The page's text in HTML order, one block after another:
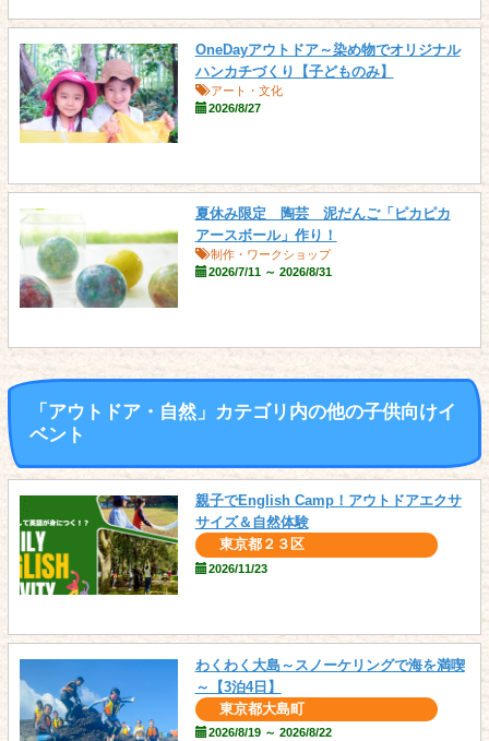
OneDayアウトドア～染め物でオリジナル
ハンカチづくり【子どものみ】
アート・文化
2026/8/27
夏休み限定 陶芸 泥だんご「ピカピカ
アースボール」作り！
制作・ワークショップ
2026/7/11 ～ 2026/8/31
「アウトドア・自然」カテゴリ内の他の子供向けイ
ベント
親子でEnglish Camp！アウトドアエクサ
サイズ＆自然体験
東京都２３区
2026/11/23
わくわく大島～スノーケリングで海を満喫
～【3泊4日】
東京都大島町
2026/8/19 ～ 2026/8/22